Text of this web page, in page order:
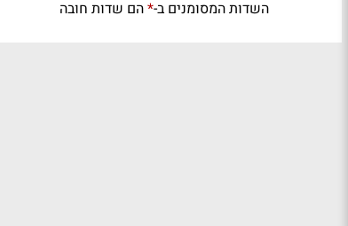
השדות המסומנים ב-*הם שדות חובה